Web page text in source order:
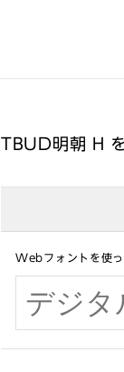
TBUD明朝 H
Webフォントを使